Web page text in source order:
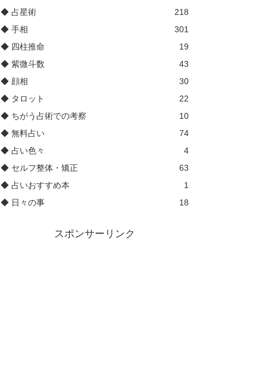
◆ 占星術
218
◆ 手相
301
◆ 四柱推命
19
◆ 紫微斗数
43
◆ 顔相
30
◆ タロット
22
◆ ちがう占術での考察
10
◆ 無料占い
74
◆ 占い色々
4
◆ セルフ整体・矯正
63
◆ 占いおすすめ本
1
◆ 日々の事
18
スポンサーリンク